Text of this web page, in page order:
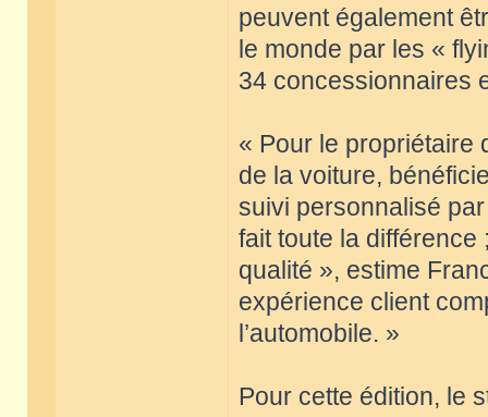
peuvent également
le monde par les «
34 concessionnaires
« Pour le propriétaire
de la voiture,
suivi personnalisé
fait toute la différence
qualité », estime
expérience client
l’automobile. »
Pour cette édition, le